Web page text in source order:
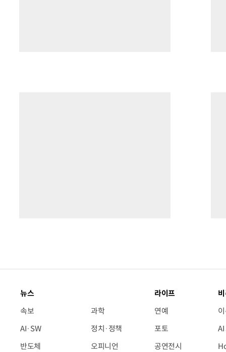
뉴스
속보
AI·SW
반도체
과학
정치·정책
오피니언
라이프
연예
포토
공연전시